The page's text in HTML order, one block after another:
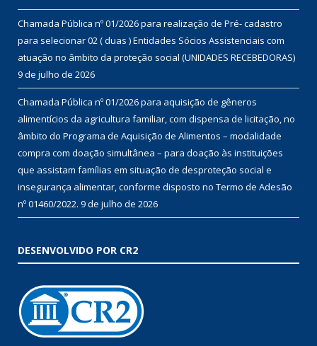
Chamada Pública nº 01/2026 para realização de Pré- cadastro
para selecionar 02 ( duas ) Entidades Sócios Assistenciais com
atuação no âmbito da proteção social (UNIDADES RECEBEDORAS)
9 de julho de 2026
Chamada Pública nº 01/2026 para aquisição de gêneros
alimentícios da agricultura familiar, com dispensa de licitação, no
âmbito do Programa de Aquisição de Alimentos – modalidade
compra com doação simultânea – para doação às instituições
que assistam famílias em situação de desproteção social e
insegurança alimentar, conforme disposto no Termo de Adesão
nº 01460/2022. 9 de julho de 2026
DESENVOLVIDO POR CR2